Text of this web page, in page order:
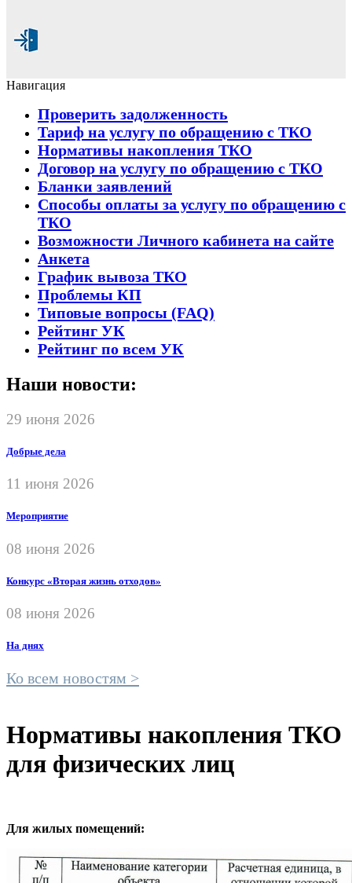
Навигация
Проверить задолженность
Тариф на услугу по обращению с ТКО
Нормативы накопления ТКО
Договор на услугу по обращению с ТКО
Бланки заявлений
Способы оплаты за услугу по обращению с
ТКО
Возможности Личного кабинета на сайте
Анкета
График вывоза ТКО
Проблемы КП
Типовые вопросы (FAQ)
Рейтинг УК
Рейтинг по всем УК
Наши новости:
29 июня 2026
Добрые дела
11 июня 2026
Мероприятие
08 июня 2026
Конкурс «Вторая жизнь отходов»
08 июня 2026
На днях
Ко всем новостям >
Нормативы накопления ТКО
для физических лиц
Для жилых помещений: